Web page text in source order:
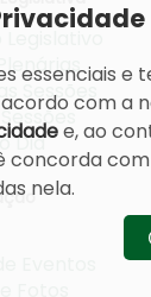
Sessões
Dia
essenciais e
com a
e, ao
concorda
nela.